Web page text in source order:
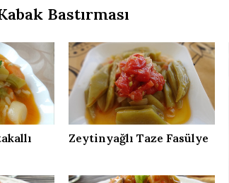
Bastırması
Zeytinyağlı Taze Fasülye